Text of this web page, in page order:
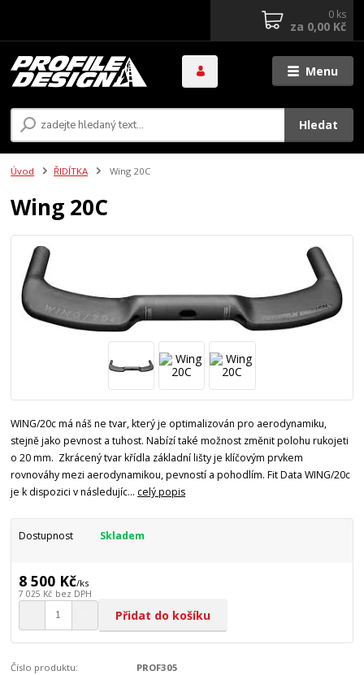
Menu
Hledat
0 ks
za 0,00 Kč
Úvod ŘIDÍTKA Wing 20C
Wing 20C
WING/20c má náš ne tvar, který je optimalizován pro aerodynamiku,
stejně jako pevnost a tuhost. Nabízí také možnost změnit polohu rukojeti
o 20 mm. Zkrácený tvar křídla základní lišty je klíčovým prvkem
rovnováhy mezi aerodynamikou, pevností a pohodlím. Fit Data WING/20c
je k dispozici v následujíc... celý popis
Dostupnost Skladem
8 500 Kč/ks
7 025 Kč bez DPH
Přidat do košíku
Číslo produktu: PROF305